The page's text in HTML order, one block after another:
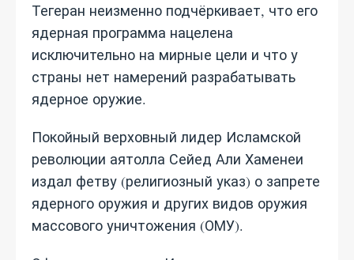
Тегеран неизменно подчёркивает, что его
ядерная программа нацелена
исключительно на мирные цели и что у
страны нет намерений разрабатывать
ядерное оружие.
Покойный верховный лидер Исламской
революции аятолла Сейед Али Хаменеи
издал фетву (религиозный указ) о запрете
ядерного оружия и других видов оружия
массового уничтожения (ОМУ).